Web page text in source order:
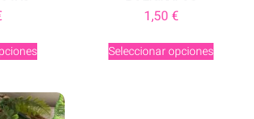
1,50 €
Seleccionar opciones